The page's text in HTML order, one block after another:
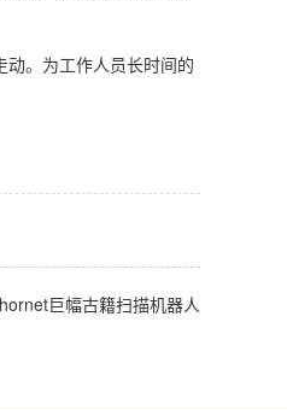
。为工作人员长时间的
巨幅古籍扫描机器人